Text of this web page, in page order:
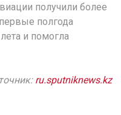
получили более
полгода
и помогла
ru.sputniknews.kz